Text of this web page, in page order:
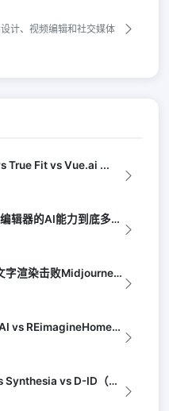
计、视频编辑和社交媒体
True Fit vs Vue.ai ...
CapCut AI功能全解：免费视频编辑器的AI能力到底多强（Creator E...
Flux AI绘图评测：写实人像和文字渲染击败Midjourney（Digita...
AI室内设计生成评测：Interior AI vs REimagineHome ...
AI数字人直播评测：HeyGen vs Synthesia vs D-ID（Te...